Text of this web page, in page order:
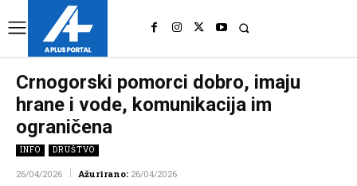
Crnogorski pomorci dobro, imaju
hrane i vode, komunikacija im
ograničena
INFO DRUŠTVO
26/04/2026 Ažurirano: 26/04/2026